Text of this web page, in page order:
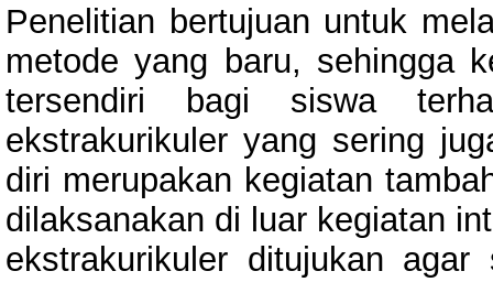
Penelitian bertujuan untuk
metode yang baru, sehingga
tersendiri bagi siswa
ekstrakurikuler yang sering
diri merupakan kegiatan
dilaksanakan di luar kegiatan
ekstrakurikuler ditujukan